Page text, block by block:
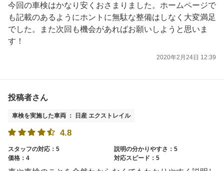
今回の車検はかなり安くおさまりました。ホームページで
も記載のあるようにホントに無駄な整備はしなく大変満足
でした。また次回も機会があればお願いしようと思いま
す！
2020年2月24日 12:39
投稿者さん
車検を実施した車両 ： 日産 エクストレイル
4.8
スタッフの対応：5
説明の分かりやすさ：5
価格：4
対応スピード：5